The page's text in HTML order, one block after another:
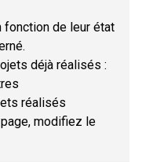
de leur état
déjà réalisés :
réalisés
modifiez le